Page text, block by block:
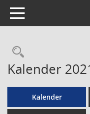
Toggle navigation
Kalender
Kalender